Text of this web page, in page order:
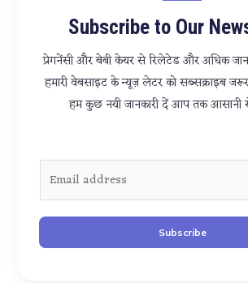
Subscribe to Our
प्रेगनेंसी और बेबी केयर से रिलेटेड और अधिक
हमारी वेबसाइट के न्यूज़ लेटर को सब्सक्राइब
हम कुछ नयी जानकारी दें आप तक
a
Subscribe